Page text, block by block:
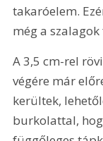
takaróelem.
még a
A 3,5 cm-rel
végére már
kerültek,
burkolattal,